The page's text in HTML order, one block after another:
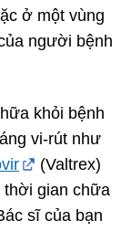
ở một vùng
người bệnh
khỏi bệnh
vi-rút như
(Valtrex)
thời gian chữa
sĩ của bạn